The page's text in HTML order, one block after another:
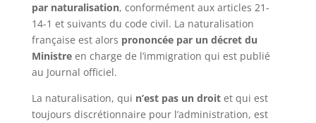
par naturalisation, conformément aux articles 21-
14-1 et suivants du code civil. La naturalisation
française est alors prononcée par un décret du
Ministreen charge de l’immigration qui est publié
au Journal officiel.
La naturalisation, qui n’est pas un droit et qui est
toujours discrétionnaire pour l’administration, est